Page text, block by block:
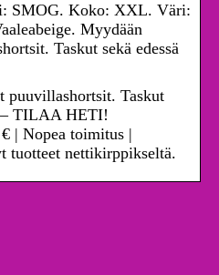
SMOG. Koko: XXL. Väri:
Myydään
Taskut sekä edessä
puuvillashortsit. Taskut
– TILAA HETI!
| Nopea toimitus |
tuotteet nettikirppikseltä.